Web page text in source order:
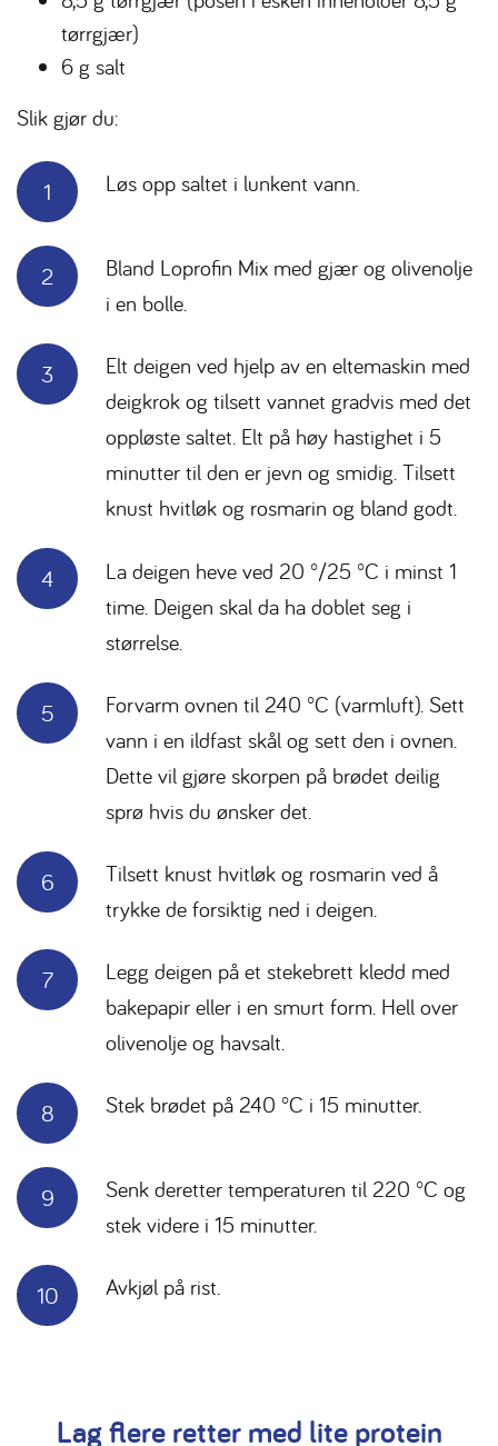
tørrgjær)
6 g salt
Slik gjør du:
Løs opp saltet i lunkent vann.
Bland Loprofin Mix med gjær og olivenolje
i en bolle.
Elt deigen ved hjelp av en eltemaskin med
deigkrok og tilsett vannet gradvis med det
oppløste saltet. Elt på høy hastighet i 5
minutter til den er jevn og smidig. Tilsett
knust hvitløk og rosmarin og bland godt.
La deigen heve ved 20 °/25 °C i minst 1
time. Deigen skal da ha doblet seg i
størrelse.
Forvarm ovnen til 240 °C (varmluft). Sett
vann i en ildfast skål og sett den i ovnen.
Dette vil gjøre skorpen på brødet deilig
sprø hvis du ønsker det.
Tilsett knust hvitløk og rosmarin ved å
trykke de forsiktig ned i deigen.
Legg deigen på et stekebrett kledd med
bakepapir eller i en smurt form. Hell over
olivenolje og havsalt.
Stek brødet på 240 °C i 15 minutter.
Senk deretter temperaturen til 220 °C og
stek videre i 15 minutter.
Avkjøl på rist.
Lag flere retter med lite protein